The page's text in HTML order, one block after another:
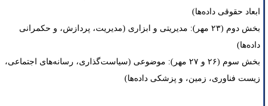
ابعاد حقوقی داده‌ها)
بخش دوم (۲۳ مهر): مدیریتی و ابزاری (مدیریت، پردازش، و حکمرانی
داده‌ها)
بخش سوم (۲۶ و ۲۷ مهر): موضوعی (سیاست‌گذاری، رسانه‌های اجتماعی،
زیست فناوری، زمین، و پزشکی داده‌ها)